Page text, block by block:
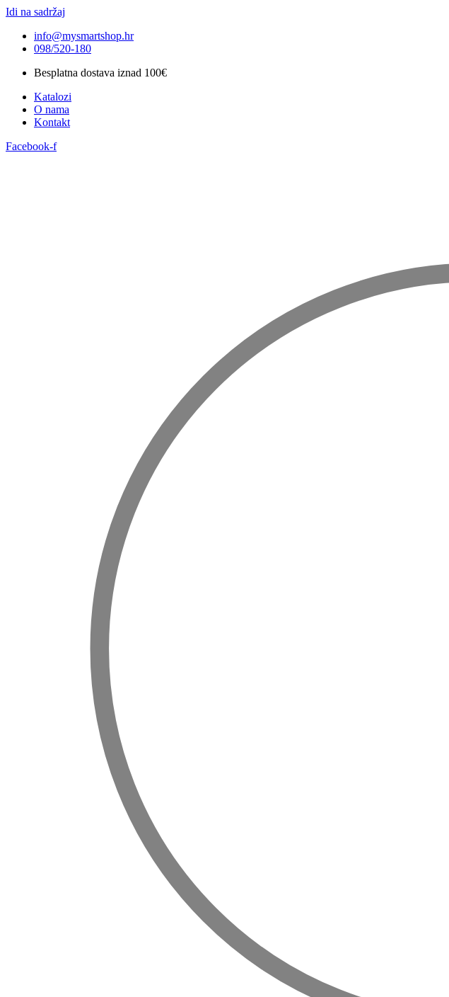
Idi na sadržaj
info@mysmartshop.hr
098/520-180
Besplatna dostava iznad 100€
Katalozi
O nama
Kontakt
Facebook-f